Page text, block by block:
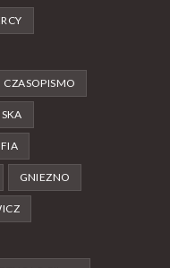
CZASOPISMO
GNIEZNO